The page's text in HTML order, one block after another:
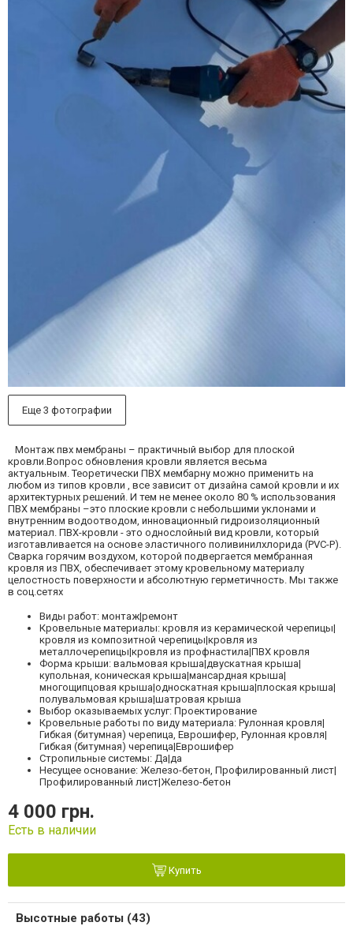
Еще 3 фотографии
Монтаж пвх мембраны – практичный выбор для плоской
кровли.Вопрос обновления кровли является весьма
актуальным. Теоретически ПВХ мембарну можно применить на
любом из типов кровли , все зависит от дизайна самой кровли и их
архитектурных решений. И тем не менее около 80 % использования
ПВХ мембраны –это плоские кровли с небольшими уклонами и
внутренним водоотводом, инновационный гидроизоляционный
материал. ПВХ-кровли - это однослойный вид кровли, который
изготавливается на основе эластичного поливинилхлорида (PVC-P).
Сварка горячим воздухом, которой подвергается мембранная
кровля из ПВХ, обеспечивает этому кровельному материалу
целостность поверхности и абсолютную герметичность. Мы также
в соц.сетях
Виды работ: монтаж|ремонт
Кровельные материалы: кровля из керамической черепицы|
кровля из композитной черепицы|кровля из
металлочерепицы|кровля из профнастила|ПВХ кровля
Форма крыши: вальмовая крыша|двускатная крыша|
купольная, коническая крыша|мансардная крыша|
многощипцовая крыша|односкатная крыша|плоская крыша|
полувальмовая крыша|шатровая крыша
Выбор оказываемых услуг: Проектирование
Кровельные работы по виду материала: Рулонная кровля|
Гибкая (битумная) черепица, Еврошифер, Рулонная кровля|
Гибкая (битумная) черепица|Еврошифер
Стропильные системы: Да|да
Несущее основание: Железо-бетон, Профилированный лист|
Профилированный лист|Железо-бетон
4 000 грн.
Есть в наличии
Купить
Высотные работы (43)